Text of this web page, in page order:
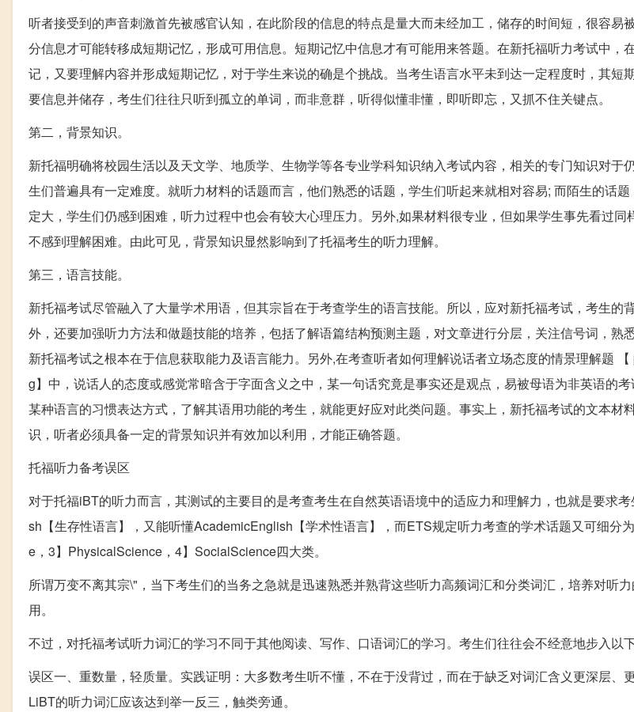
听者接受到的声音刺激首先被感官认知，在此阶段的信息的特点是量大而未经加工，储存的时间短，很容易
分信息才可能转移成短期记忆，形成可用信息。短期记忆中信息才有可能用来答题。在新托福听力考试中，
记，又要理解内容并形成短期记忆，对于学生来说的确是个挑战。当考生语言水平未到达一定程度时，其短
要信息并储存，考生们往往只听到孤立的单词，而非意群，听得似懂非懂，即听即忘，又抓不住关键点。
第二，背景知识。
新托福明确将校园生活以及天文学、地质学、生物学等各专业学科知识纳入考试内容，相关的专门知识对于
生们普遍具有一定难度。就听力材料的话题而言，他们熟悉的话题，学生们听起来就相对容易; 而陌生的话
定大，学生们仍感到困难，听力过程中也会有较大心理压力。另外,如果材料很专业，但如果学生事先看过同
不感到理解困难。由此可见，背景知识显然影响到了托福考生的听力理解。
第三，语言技能。
新托福考试尽管融入了大量学术用语，但其宗旨在于考查学生的语言技能。所以，应对新托福考试，考生的
外，还要加强听力方法和做题技能的培养，包括了解语篇结构预测主题，对文章进行分层，关注信号词，熟
新托福考试之根本在于信息获取能力及语言能力。另外,在考查听者如何理解说话者立场态度的情景理解题
g】中，说话人的态度或感觉常暗含于字面含义之中，某一句话究竟是事实还是观点，易被母语为非英语的
某种语言的习惯表达方式，了解其语用功能的考生，就能更好应对此类问题。事实上，新托福考试的文本材
识，听者必须具备一定的背景知识并有效加以利用，才能正确答题。
托福听力备考误区
对于托福iBT的听力而言，其测试的主要目的是考查考生在自然英语语境中的适应力和理解力，也就是要求
sh【生存性语言】，又能听懂AcademicEnglish【学术性语言】，而ETS规定听力考查的学术话题又可细分
e，3】PhysicalScience，4】SocialScience四大类。
所谓万变不离其宗\"，当下考生们的当务之急就是迅速熟悉并熟背这些听力高频词汇和分类词汇，培养对听
用。
不过，对托福考试听力词汇的学习不同于其他阅读、写作、口语词汇的学习。考生们往往会不经意地步入以
误区一、重数量，轻质量。实践证明：大多数考生听不懂，不在于没背过，而在于缺乏对词汇含义更深层、
LiBT的听力词汇应该达到举一反三，触类旁通。